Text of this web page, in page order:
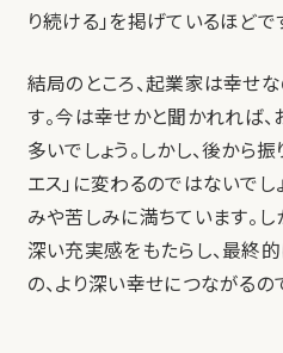
り続ける」を掲げているほどで
結局のところ、起業家は幸せ
す。今は幸せかと聞かれれば、
多いでしょう。しかし、後から
エス」に変わるのではないでし
みや苦しみに満ちています。
深い充実感をもたらし、最終
の、より深い幸せにつながるの